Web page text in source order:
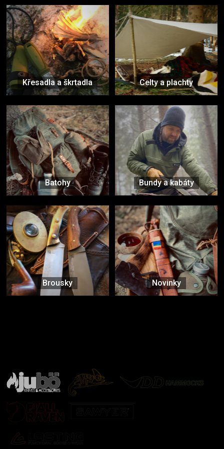
Křesadla a škrtadla Celty a plachty
Batohy Bundy a kabáty
Brousky Novinky